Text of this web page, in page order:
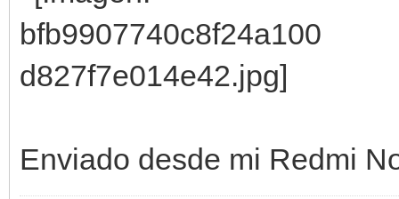
Enviado desde mi Redmi